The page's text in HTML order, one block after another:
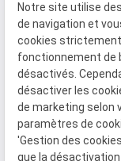
Boutique
Domaines
Actualités
Contact
Mentions
légales
Notre site utilise
de navigation et
cookies
fonctionnement de
désactivés.
désactiver les
de marketing selon
paramètres de
'Gestion des
que la